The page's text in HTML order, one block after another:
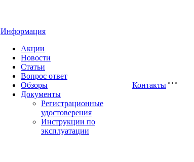
Информация
Акции
Новости
Статьи
Вопрос ответ
Обзоры
Документы
Регистрационные
удостоверения
Инструкции по
эксплуатации
Контакты